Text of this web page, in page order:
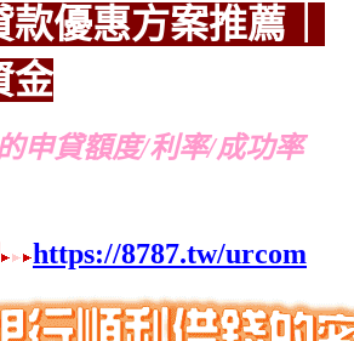
款優惠方案推薦｜
金
申貸額度/利率/成功率
https://8787.tw/urcom